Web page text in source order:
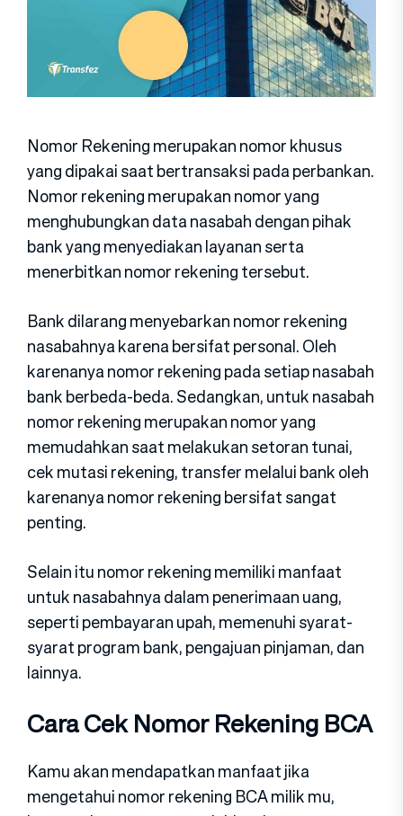
Nomor Rekening merupakan nomor khusus
yang dipakai saat bertransaksi pada perbankan.
Nomor rekening merupakan nomor yang
menghubungkan data nasabah dengan pihak
bank yang menyediakan layanan serta
menerbitkan nomor rekening tersebut.
Bank dilarang menyebarkan nomor rekening
nasabahnya karena bersifat personal. Oleh
karenanya nomor rekening pada setiap nasabah
bank berbeda-beda. Sedangkan, untuk nasabah
nomor rekening merupakan nomor yang
memudahkan saat melakukan setoran tunai,
cek mutasi rekening, transfer melalui bank oleh
karenanya nomor rekening bersifat sangat
penting.
Selain itu nomor rekening memiliki manfaat
untuk nasabahnya dalam penerimaan uang,
seperti pembayaran upah, memenuhi syarat-
syarat program bank, pengajuan pinjaman, dan
lainnya.
Cara Cek Nomor Rekening BCA
Kamu akan mendapatkan manfaat jika
mengetahui nomor rekening BCA milik mu,